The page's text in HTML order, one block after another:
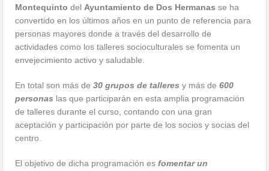
Montequinto del Ayuntamiento de Dos Hermanas se ha
convertido en los últimos años en un punto de referencia para
personas mayores donde a través del desarrollo de
actividades como los talleres socioculturales se fomenta un
envejecimiento activo y saludable.
En total son más de30 grupos de talleres y más de600
personas las que participarán en esta amplia programación
de talleres durante el curso, contando con una gran
aceptación y participación por parte de los socios y socias del
centro.
El objetivo de dicha programación esfomentar un